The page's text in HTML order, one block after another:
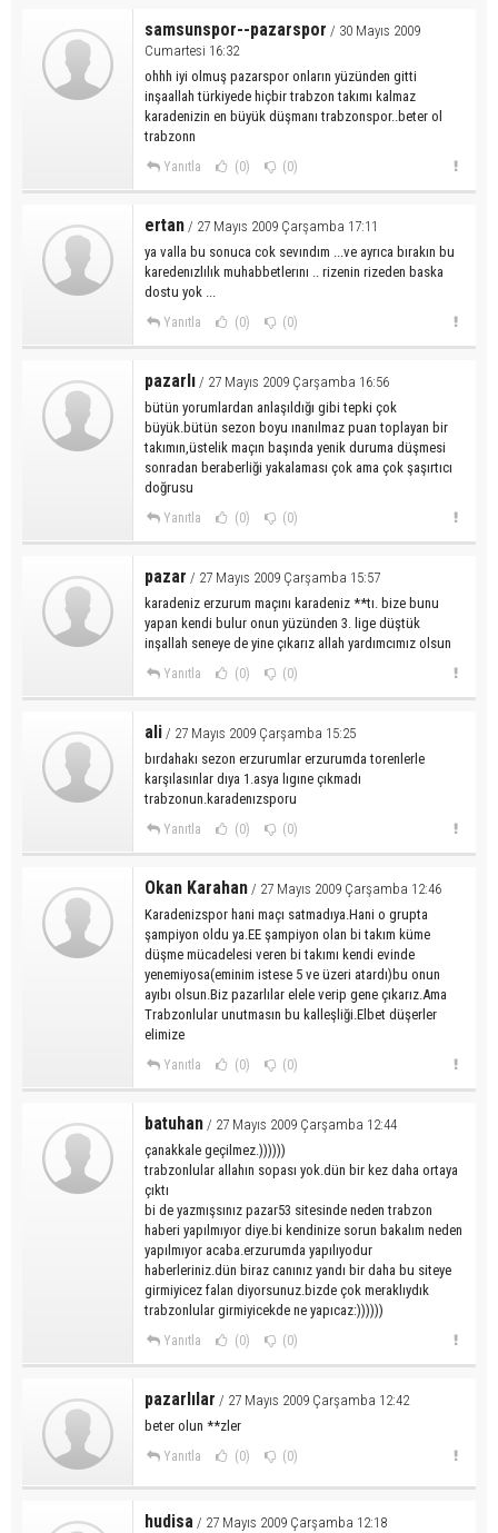
samsunspor--pazarspor / 30 Mayıs 2009
Cumartesi 16:32
ohhh iyi olmuş pazarspor onların yüzünden gitti
inşaallah türkiyede hiçbir trabzon takımı kalmaz
karadenizin en büyük düşmanı trabzonspor..beter ol
trabzonn
Yanıtla (0) (0)
ertan / 27 Mayıs 2009 Çarşamba 17:11
ya valla bu sonuca cok sevındım ...ve ayrıca bırakın bu
karedenızlılık muhabbetlerını .. rizenin rizeden baska
dostu yok ...
Yanıtla (0) (0)
pazarlı / 27 Mayıs 2009 Çarşamba 16:56
bütün yorumlardan anlaşıldığı gibi tepki çok
büyük.bütün sezon boyu ınanılmaz puan toplayan bir
takımın,üstelik maçın başında yenik duruma düşmesi
sonradan beraberliği yakalaması çok ama çok şaşırtıcı
doğrusu
Yanıtla (0) (0)
pazar / 27 Mayıs 2009 Çarşamba 15:57
karadeniz erzurum maçını karadeniz **tı. bize bunu
yapan kendi bulur onun yüzünden 3. lige düştük
inşallah seneye de yine çıkarız allah yardımcımız olsun
Yanıtla (0) (0)
ali / 27 Mayıs 2009 Çarşamba 15:25
bırdahakı sezon erzurumlar erzurumda torenlerle
karşılasınlar dıya 1.asya lıgıne çıkmadı
trabzonun.karadenızsporu
Yanıtla (0) (0)
Okan Karahan / 27 Mayıs 2009 Çarşamba 12:46
Karadenizspor hani maçı satmadıya.Hani o grupta
şampiyon oldu ya.EE şampiyon olan bi takım küme
düşme mücadelesi veren bi takımı kendi evinde
yenemiyosa(eminim istese 5 ve üzeri atardı)bu onun
ayıbı olsun.Biz pazarlılar elele verip gene çıkarız.Ama
Trabzonlular unutmasın bu kalleşliği.Elbet düşerler
elimize
Yanıtla (0) (0)
batuhan / 27 Mayıs 2009 Çarşamba 12:44
çanakkale geçilmez.))))))
trabzonlular allahın sopası yok.dün bir kez daha ortaya
çıktı
bi de yazmışsınız pazar53 sitesinde neden trabzon
haberi yapılmıyor diye.bi kendinize sorun bakalım neden
yapılmıyor acaba.erzurumda yapılıyodur
haberleriniz.dün biraz canınız yandı bir daha bu siteye
girmiyicez falan diyorsunuz.bizde çok meraklıydık
trabzonlular girmiyicekde ne yapıcaz:))))))
Yanıtla (0) (0)
pazarlılar / 27 Mayıs 2009 Çarşamba 12:42
beter olun **zler
Yanıtla (0) (0)
hudisa / 27 Mayıs 2009 Çarşamba 12:18